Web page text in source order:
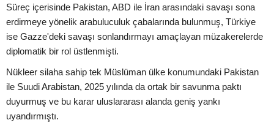
Süreç içerisinde Pakistan, ABD ile İran arasındaki savaşı sona
erdirmeye yönelik arabuluculuk çabalarında bulunmuş, Türkiye
ise Gazze'deki savaşı sonlandırmayı amaçlayan müzakerelerde
diplomatik bir rol üstlenmişti.
Nükleer silaha sahip tek Müslüman ülke konumundaki Pakistan
ile Suudi Arabistan, 2025 yılında da ortak bir savunma paktı
duyurmuş ve bu karar uluslararası alanda geniş yankı
uyandırmıştı.